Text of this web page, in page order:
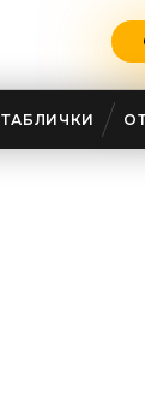
ТАБЛИЧКИ